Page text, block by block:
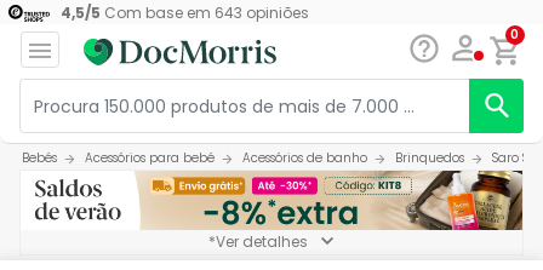
4,5/5 Com base em 643 opiniões
0
Bebés Acessórios para bebé Acessórios de banho Brinquedos Saro
*Ver detalhes